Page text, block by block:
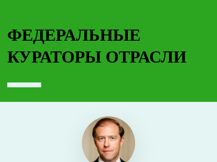
ФЕДЕРАЛЬНЫЕ
КУРАТОРЫ ОТРАСЛИ